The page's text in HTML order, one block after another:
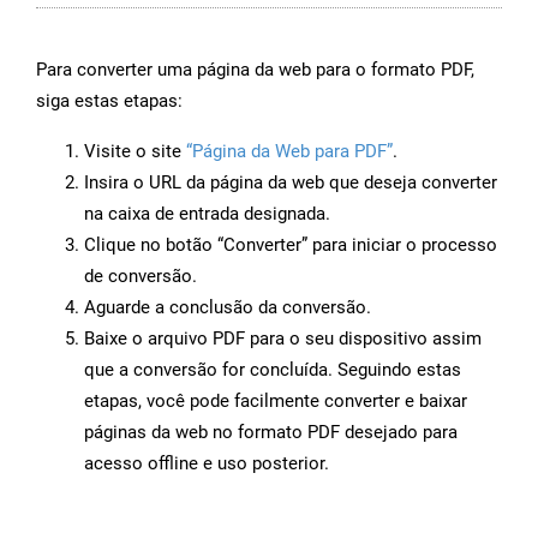
Para converter uma página da web para o formato PDF,
siga estas etapas:
Visite o site “Página da Web para PDF”.
Insira o URL da página da web que deseja converter
na caixa de entrada designada.
Clique no botão “Converter” para iniciar o processo
de conversão.
Aguarde a conclusão da conversão.
Baixe o arquivo PDF para o seu dispositivo assim
que a conversão for concluída. Seguindo estas
etapas, você pode facilmente converter e baixar
páginas da web no formato PDF desejado para
acesso offline e uso posterior.